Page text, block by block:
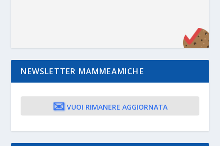
NEWSLETTER MAMMEAMICHE
✉️ VUOI RIMANERE AGGIORNATA